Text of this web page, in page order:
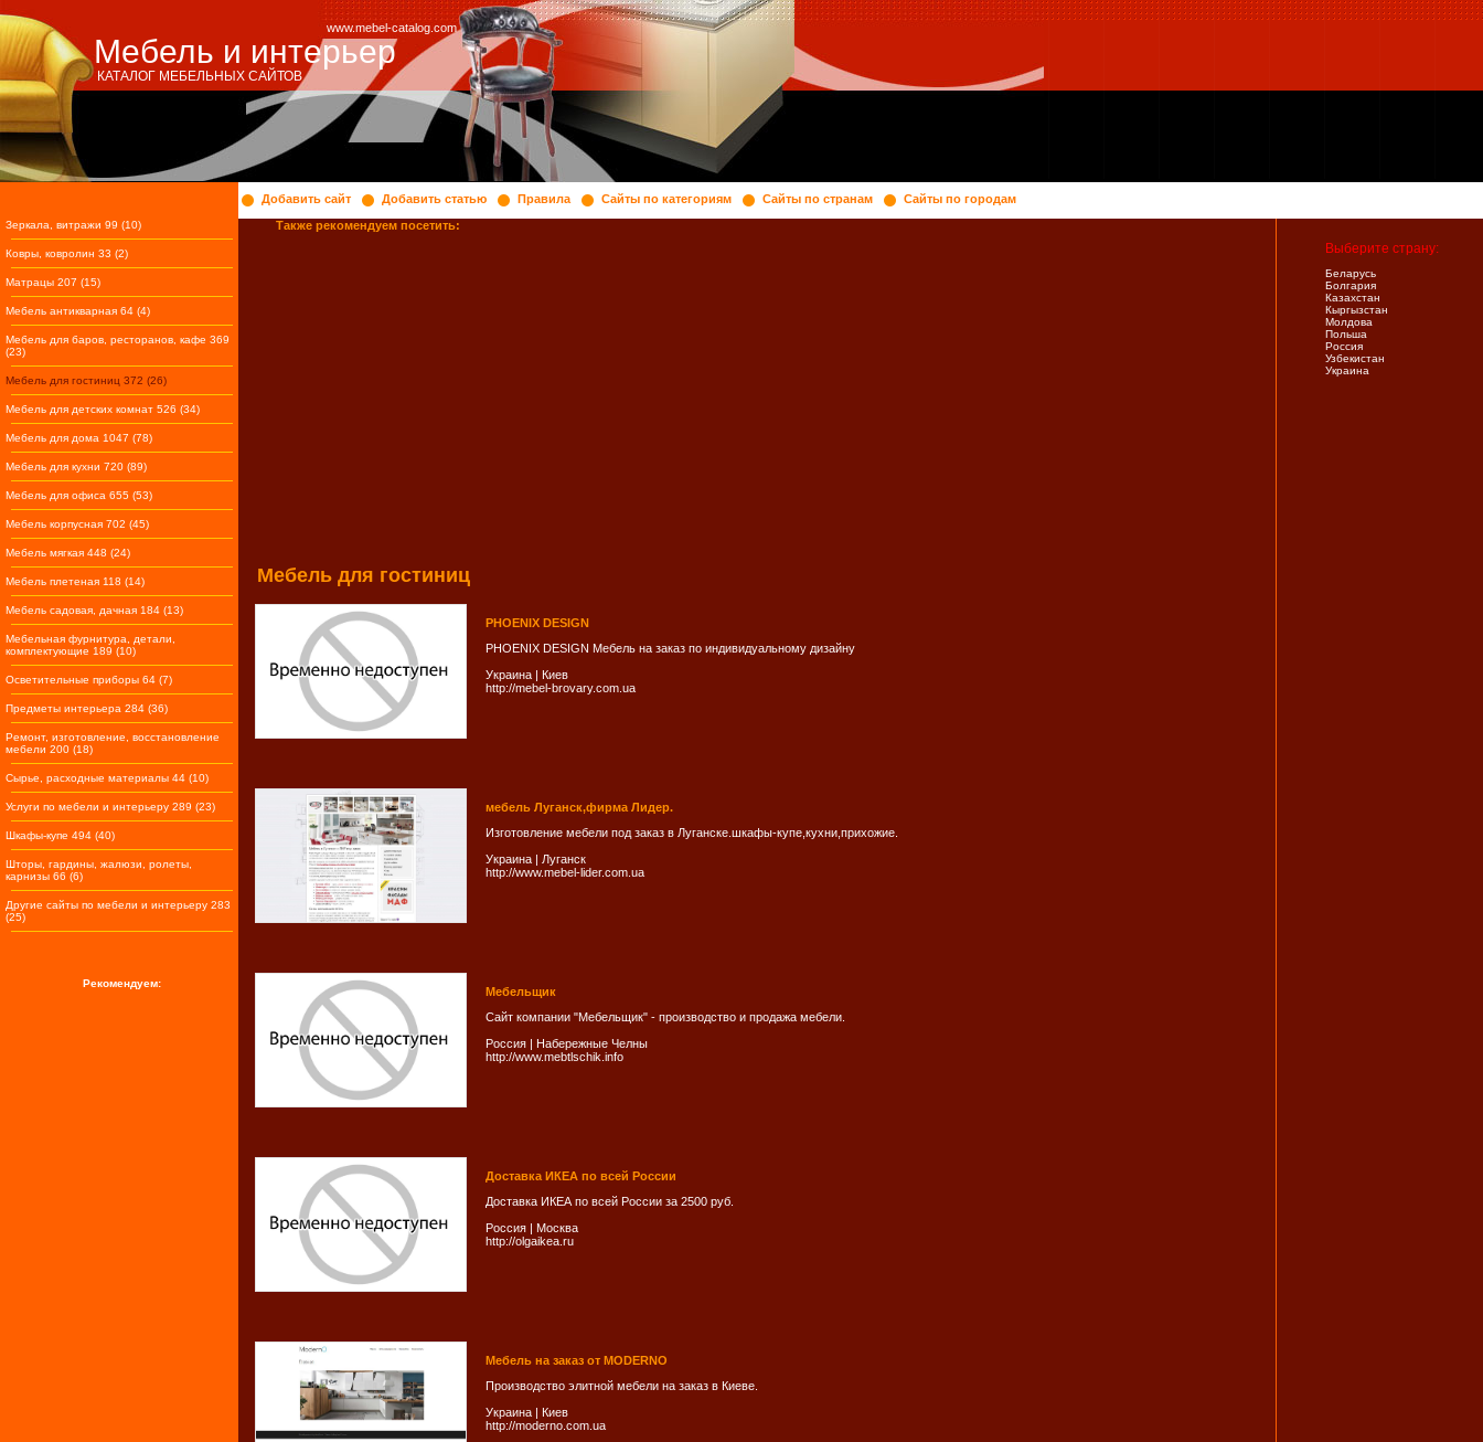
Мебель и интерьер
www.mebel-catalog.com
КАТАЛОГ МЕБЕЛЬНЫХ САЙТОВ
Зеркала, витражи 99 (10)
Ковры, ковролин 33 (2)
Матрацы 207 (15)
Мебель антикварная 64 (4)
Мебель для баров, ресторанов, кафе 369
(23)
Мебель для гостиниц 372 (26)
Мебель для детских комнат 526 (34)
Мебель для дома 1047 (78)
Мебель для кухни 720 (89)
Мебель для офиса 655 (53)
Мебель корпусная 702 (45)
Мебель мягкая 448 (24)
Мебель плетеная 118 (14)
Мебель садовая, дачная 184 (13)
Мебельная фурнитура, детали,
комплектующие 189 (10)
Осветительные приборы 64 (7)
Предметы интерьера 284 (36)
Ремонт, изготовление, восстановление
мебели 200 (18)
Сырье, расходные материалы 44 (10)
Услуги по мебели и интерьеру 289 (23)
Шкафы-купе 494 (40)
Шторы, гардины, жалюзи, ролеты,
карнизы 66 (6)
Другие сайты по мебели и интерьеру 283
(25)
Рекомендуем:
Добавить сайт Добавить статью Правила Сайты по категориям Сайты по странам
Сайты по городам
Также рекомендуем посетить:
Мебель для гостиниц
PHOENIX DESIGN
PHOENIX DESIGN Мебель на заказ по индивидуальному дизайну
Украина | Киев
http://mebel-brovary.com.ua
мебель Луганск,фирма Лидер.
Изготовление мебели под заказ в Луганске.шкафы-купе,кухни,прихожие.
Украина | Луганск
http://www.mebel-lider.com.ua
Мебельщик
Сайт компании "Мебельщик" - производство и продажа мебели.
Россия | Набережные Челны
http://www.mebtlschik.info
Доставка ИКЕА по всей России
Доставка ИКЕА по всей России за 2500 руб.
Россия | Москва
http://olgaikea.ru
Мебель на заказ от MODERNO
Производство элитной мебели на заказ в Киеве.
Украина | Киев
http://moderno.com.ua
Выберите страну:
Беларусь
Болгария
Казахстан
Кыргызстан
Молдова
Польша
Россия
Узбекистан
Украина